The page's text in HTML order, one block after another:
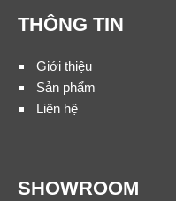
THÔNG TIN
Giới thiệu
Sản phẩm
Liên hệ
SHOWROOM